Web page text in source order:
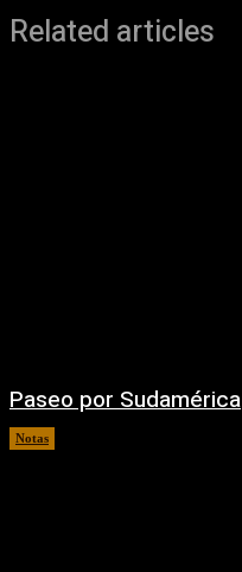
Related articles
Paseo por Sudamérica
Notas